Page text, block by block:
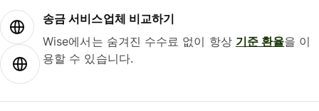
송금 서비스업체 비교하기
Wise에서는 숨겨진 수수료 없이 항상 기준 환율을 이
용할 수 있습니다.